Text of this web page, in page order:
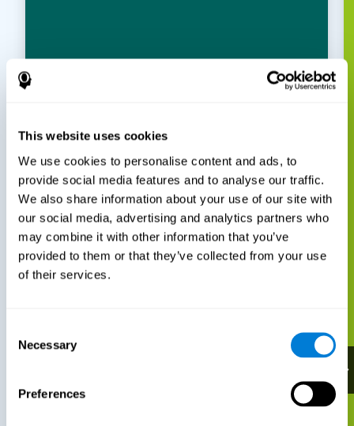
This website uses cookies
We use cookies to personalise content and ads, to
provide social media features and to analyse our traffic.
We also share information about your use of our site with
our social media, advertising and analytics partners who
may combine it with other information that you’ve
provided to them or that they’ve collected from your use
of their services.
Selection
Necessary
Preferences